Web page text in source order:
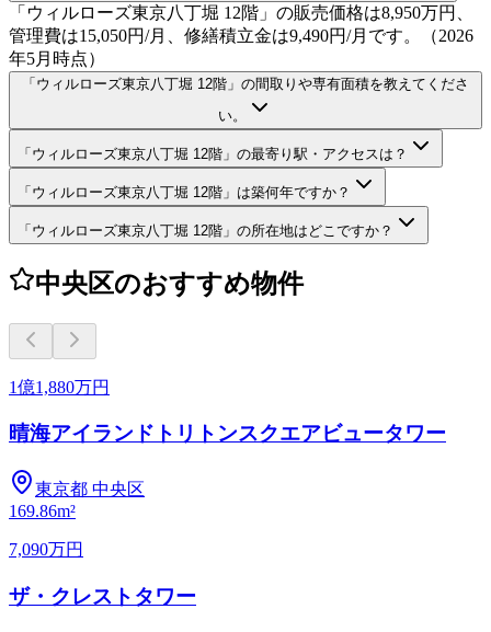
「ウィルローズ東京八丁堀 12階」の販売価格は8,950万円、
管理費は15,050円/月、修繕積立金は9,490円/月です。（2026
年5月時点）
「ウィルローズ東京八丁堀 12階」の間取りや専有面積を教えてくださ
い。
「ウィルローズ東京八丁堀 12階」の最寄り駅・アクセスは？
「ウィルローズ東京八丁堀 12階」は築何年ですか？
「ウィルローズ東京八丁堀 12階」の所在地はどこですか？
中央区のおすすめ物件
1億1,880万円
晴海アイランドトリトンスクエアビュータワー
東京都 中央区
169.86m²
7,090万円
ザ・クレストタワー